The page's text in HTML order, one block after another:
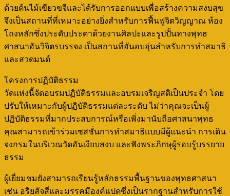
ด้วยต้นไม้เขียวขจีและได้รับการออกแบบเพื่อสร้างความสงบสุข
จึงเป็นสถานที่ที่เหมาะอย่างยิ่งสำหรับการฟื้นฟูจิตวิญญาณ ห้อง
โถงหลักซึ่งประดับประดาด้วยงานศิลปะและรูปปั้นทางพุทธ
ศาสนาอันวิจิตรบรรจง เป็นสถานที่อันอบอุ่นสำหรับการทำสมาธิ
และสวดมนต์
โครงการปฏิบัติธรรม
วัดแห่งนี้จัดอบรมปฏิบัติธรรมและอบรมเจริญสติเป็นประจำ โดย
ปรับให้เหมาะกับผู้ปฏิบัติธรรมแต่ละระดับ ไม่ว่าคุณจะเป็นผู้
ปฏิบัติธรรมที่มากประสบการณ์หรือเพิ่งมานับถือศาสนาพุทธ
คุณสามารถเข้าร่วมเซสชั่นการทำสมาธิแบบมีผู้แนะนำ การเดิน
จงกรมในบริเวณวัดอันเงียบสงบ และฟังพระภิกษุผู้รอบรู้บรรยาย
ธรรม
ผู้เยี่ยมชมยังสามารถเรียนรู้หลักธรรมพื้นฐานของพุทธศาสนา
เช่น อริยสัจสี่และมรรคมีองค์แปดซึ่งเป็นรากฐานสำหรับการใช้